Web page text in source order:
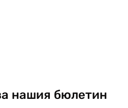
нашия бюлетин